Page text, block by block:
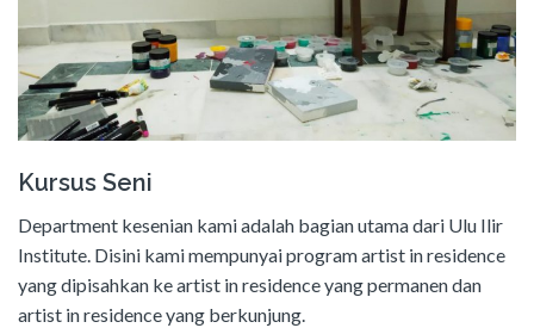
Kursus Seni
Department kesenian kami adalah bagian utama dari Ulu Ilir
Institute. Disini kami mempunyai program artist in residence
yang dipisahkan ke artist in residence yang permanen dan
artist in residence yang berkunjung.